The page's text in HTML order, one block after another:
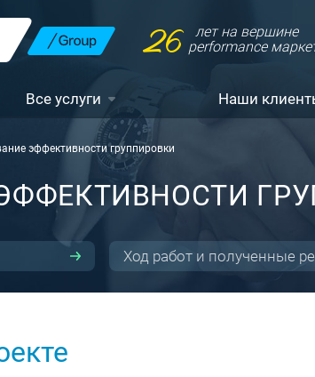
26
лет на вершине
performance
Все услуги Наши
эффективности группировки
Ход работ и полученные